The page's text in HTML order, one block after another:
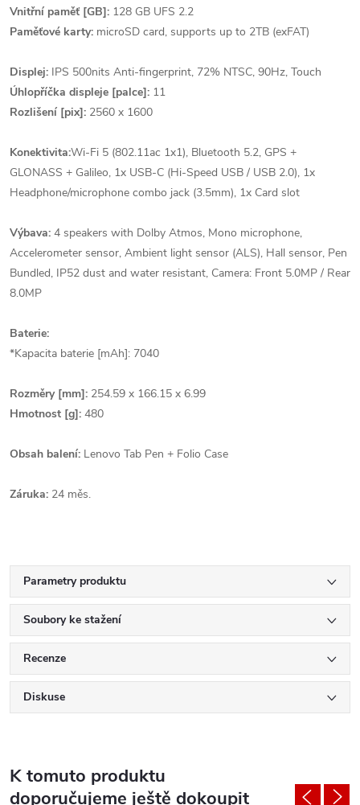
Vnitřní paměť [GB]: 128 GB UFS 2.2
Paměťové karty: microSD card, supports up to 2TB (exFAT)
Displej: IPS 500nits Anti-fingerprint, 72% NTSC, 90Hz, Touch
Úhlopříčka displeje [palce]: 11
Rozlišení [pix]: 2560 x 1600
Konektivita:Wi-Fi 5 (802.11ac 1x1), Bluetooth 5.2, GPS +
GLONASS + Galileo, 1x USB-C (Hi-Speed USB / USB 2.0), 1x
Headphone/microphone combo jack (3.5mm), 1x Card slot
Výbava: 4 speakers with Dolby Atmos, Mono microphone,
Accelerometer sensor, Ambient light sensor (ALS), Hall sensor, Pen
Bundled, IP52 dust and water resistant, Camera: Front 5.0MP / Rear
8.0MP
Baterie:
*Kapacita baterie [mAh]: 7040
Rozměry [mm]: 254.59 x 166.15 x 6.99
Hmotnost [g]: 480
Obsah balení: Lenovo Tab Pen + Folio Case
Záruka: 24 měs.
Parametry produktu
Soubory ke stažení
Recenze
Diskuse
K tomuto produktu
doporučujeme ještě dokoupit